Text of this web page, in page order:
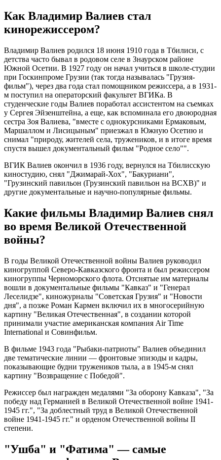
Как Владимир Валиев стал
кинорежиссером?
Владимир Валиев родился 18 июня 1910 года в Тбилиси, с
детства часто бывал в родовом селе в Знаурском районе
Южной Осетии. В 1927 году он начал учиться в школе-студии
при Госкинпроме Грузии (так тогда называлась "Грузия-
фильм"), через два года стал помощником режиссера, а в 1931-
м поступил на операторский факультет ВГИКа. В
студенческие годы Валиев поработал ассистентом на съемках
у Сергея Эйзенштейна, а еще, как вспоминала его двоюродная
сестра Зоя Валиева, "вместе с однокурсниками Ермаковым,
Маршаллом и Лисицыным" приезжал в Южную Осетию и
снимал "природу, жителей села, тружеников, и в итоге время
спустя вышел документальный фильм "Родное село"".
ВГИК Валиев окончил в 1936 году, вернулся на Тбилисскую
киностудию, снял "Джимарай-Хох", "Бакуриани",
"Грузинский павильон (Грузинский павильон на ВСХВ)" и
другие документальные и научно-популярные фильмы.
Какие фильмы Владимир Валиев снял
во время Великой Отечественной
войны?
В годы Великой Отечественной войны Валиев руководил
киногруппой Северо-Кавказского фронта и был режиссером
киногруппы Черноморского флота. Отснятые им материалы
вошли в документальные фильмы "Кавказ" и "Генерал
Леселидзе", киножурналы "Советская Грузия" и "Новости
дня", а позже Роман Кармен включил их в многосерийную
картину "Великая Отечественная", в создании которой
принимали участие американская компания Air Time
International и Совинфильм.
В фильме 1943 года "Рыбаки-патриоты" Валиев объединил
две тематические линии — фронтовые эпизоды и кадры,
показывающие будни тружеников тыла, а в 1945-м снял
картину "Возвращение с Победой".
Режиссер был награжден медалями "За оборону Кавказа", "За
победу над Германией в Великой Отечественной войне 1941-
1945 гг.", "За доблестный труд в Великой Отечественной
войне 1941-1945 гг." и орденом Отечественной войны II
степени.
"Ушба" и "Фатима" — самые